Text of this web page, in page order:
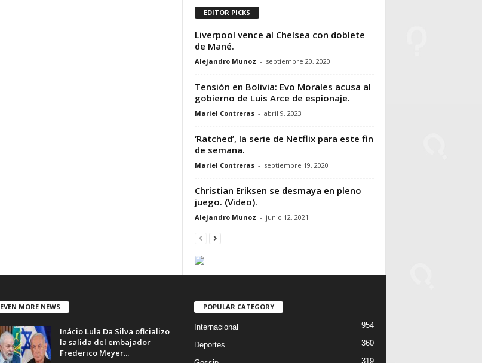
EDITOR PICKS
Liverpool vence al Chelsea con doblete
de Mané.
Alejandro Munoz - septiembre 20, 2020
Tensión en Bolivia: Evo Morales acusa al
gobierno de Luis Arce de espionaje.
Mariel Contreras - abril 9, 2023
‘Ratched’, la serie de Netflix para este fin
de semana.
Mariel Contreras - septiembre 19, 2020
Christian Eriksen se desmaya en pleno
juego. (Video).
Alejandro Munoz - junio 12, 2021
EVEN MORE NEWS
Inácio Lula Da Silva oficializo
la salida del embajador
Frederico Meyer...
POPULAR CATEGORY
Internacional 954
Deportes 360
319